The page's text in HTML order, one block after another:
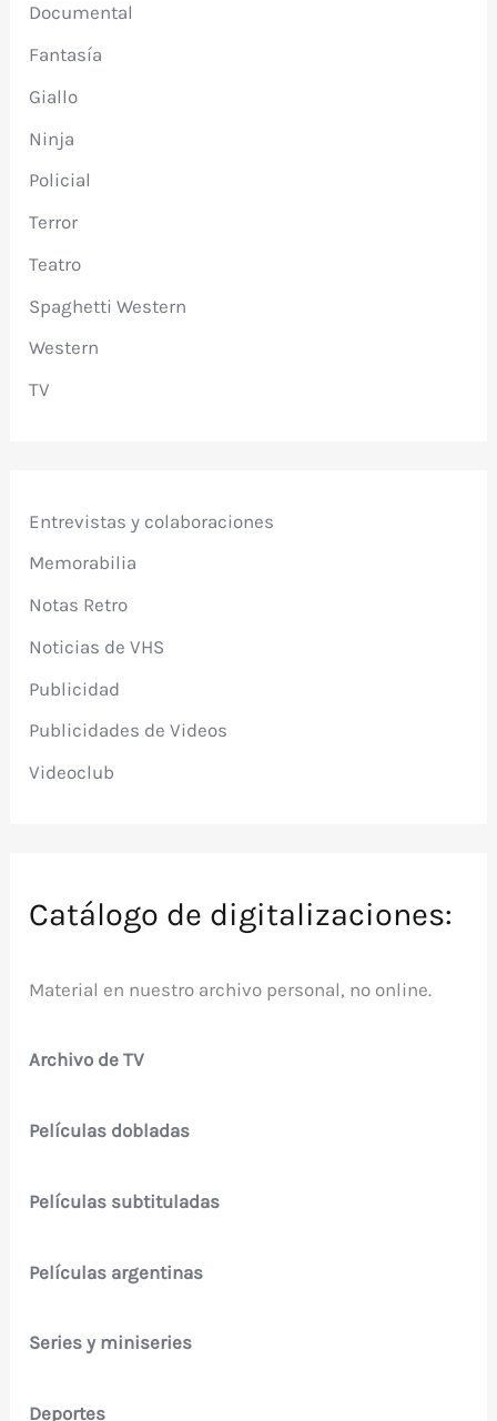
Documental
Fantasía
Giallo
Ninja
Policial
Terror
Teatro
Spaghetti Western
Western
TV
Entrevistas y colaboraciones
Memorabilia
Notas Retro
Noticias de VHS
Publicidad
Publicidades de Videos
Videoclub
Catálogo de digitalizaciones:
Material en nuestro archivo personal, no online.
Archivo de TV
Películas dobladas
Películas subtituladas
Películas argentinas
Series y miniseries
Deportes